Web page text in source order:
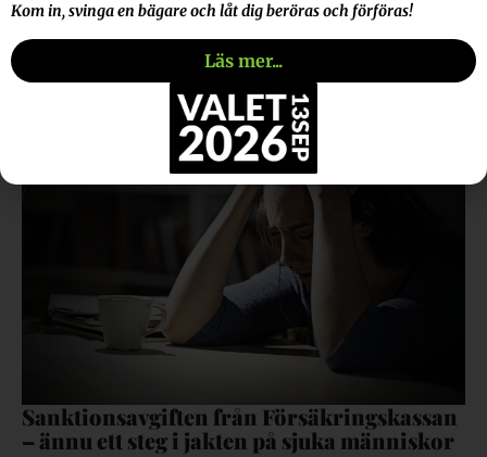
Mer att läsa
Sanktionsavgiften från Försäkringskassan
– ännu ett steg i jakten på sjuka människor
Kom in, svinga en bägare och låt dig beröras och förföras!
Läs mer...